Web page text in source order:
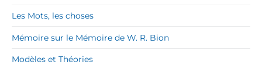
Les Mots, les choses
Mémoire sur le Mémoire de W. R. Bion
Modèles et Théories